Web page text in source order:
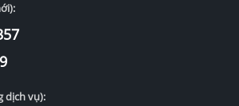
dịch vụ):